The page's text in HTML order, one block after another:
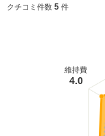
クチコミ件数 5 件
維持費
4.0